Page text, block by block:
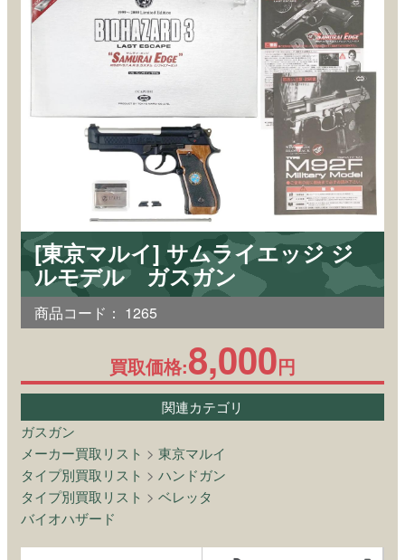
[東京マルイ] サムライエッジ ジ
ルモデル ガスガン
商品コード： 1265
買取価格:8,000円
関連カテゴリ
ガスガン
メーカー買取リスト > 東京マルイ
タイプ別買取リスト > ハンドガン
タイプ別買取リスト > ベレッタ
バイオハザード